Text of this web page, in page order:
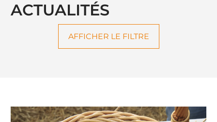
ACTUALITÉS
AFFICHER LE FILTRE
Catégorie :